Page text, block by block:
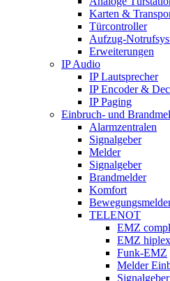
Karten &
Türcontroller
Aufzug-
Erweiterungen
IP Audio
IP Lautsprecher
IP Encoder &
IP Paging
Einbruch- und
Alarmzentralen
Signalgeber
Melder
Signalgeber
Brandmelder
Komfort
TELENOT
EMZ
EMZ hiplex
Funk-EMZ
Melder
Signalgeber